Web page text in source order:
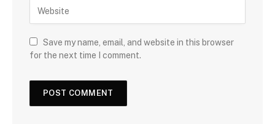
Save my name, email, and website in this browser
for the next time I comment.